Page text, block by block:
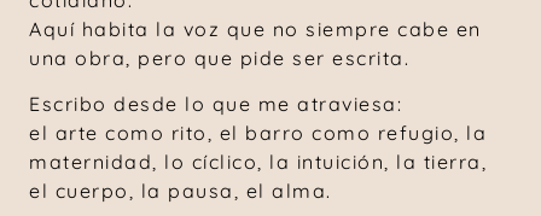
Aquí habita la voz que no siempre cabe en
una obra, pero que pide ser escrita.
Escribo desde lo que me atraviesa:
el arte como rito, el barro como refugio, la
maternidad, lo cíclico, la intuición, la tierra,
el cuerpo, la pausa, el alma.